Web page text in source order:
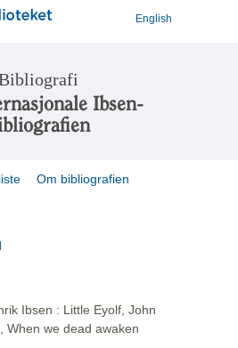
English
Ibsen-
Om bibliografien
Ibsen : Little Eyolf, John
When we dead awaken